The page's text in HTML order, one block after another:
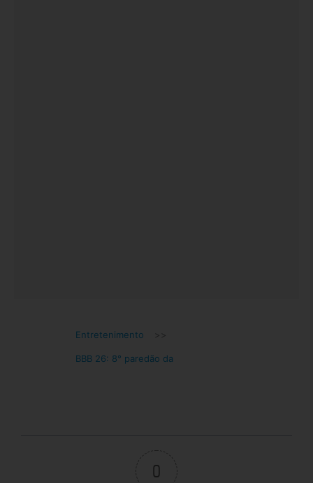
Entretenimento >>
BBB 26: 8° paredão da
0